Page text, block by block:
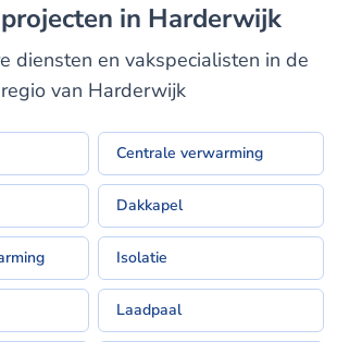
projecten in Harderwijk
diensten en vakspecialisten in de
regio van Harderwijk
Centrale verwarming
Dakkapel
Isolatie
Laadpaal